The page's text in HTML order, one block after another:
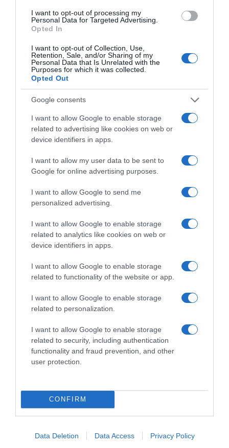
I want to opt-out of processing my
Personal Data for Targeted Advertising.
Opted In
I want to opt-out of Collection, Use,
Retention, Sale, and/or Sharing of my
Personal Data that Is Unrelated with the
Purposes for which it was collected.
Opted Out
Google consents
I want to allow Google to enable storage
related to advertising like cookies on web or
device identifiers in apps.
I want to allow my user data to be sent to
Google for online advertising purposes.
I want to allow Google to send me
personalized advertising.
I want to allow Google to enable storage
related to analytics like cookies on web or
device identifiers in apps.
I want to allow Google to enable storage
related to functionality of the website or app.
I want to allow Google to enable storage
related to personalization.
I want to allow Google to enable storage
related to security, including authentication
functionality and fraud prevention, and other
user protection.
CONFIRM
Data Deletion Data Access Privacy Policy
ÇA PEUT AUSSI VOUS INTÉRESSER